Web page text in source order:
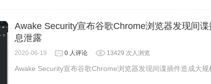
Awake Security宣布谷歌Chrome浏览器发现间
息泄露
2020-06-19 0 人评论 13429 次人浏览
Awake Security宣布谷歌Chrome浏览器发现间谍插件造成大规